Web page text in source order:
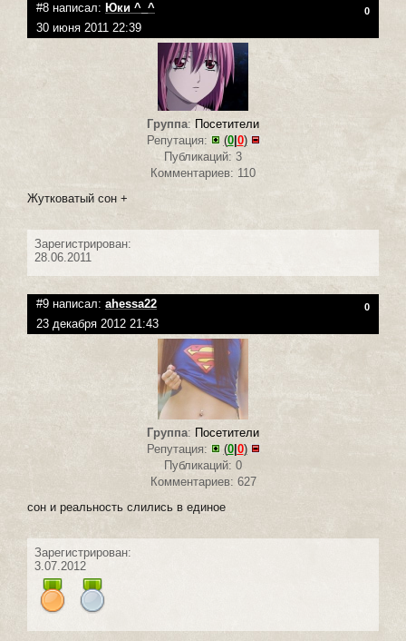
#8 написал: Юки ^_^ 0
30 июня 2011 22:39
Группа: Посетители
Репутация:
(0| 0)
Публикаций: 3
Комментариев: 110
Жутковатый сон +
Зарегистрирован:
28.06.2011
#9 написал: ahessa22 0
23 декабря 2012 21:43
Группа: Посетители
Репутация:
(0| 0)
Публикаций: 0
Комментариев: 627
сон и реальность слились в единое
Зарегистрирован:
3.07.2012